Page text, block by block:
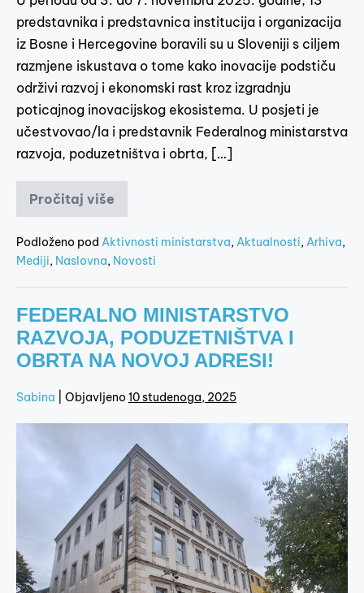
predstavnika i predstavnica institucija i organizacija
iz Bosne i Hercegovine boravili su u Sloveniji s ciljem
razmjene iskustava o tome kako inovacije podstiču
održivi razvoj i ekonomski rast kroz izgradnju
poticajnog inovacijskog ekosistema. U posjeti je
učestvovao/la i predstavnik Federalnog ministarstva
razvoja, poduzetništva i obrta, […]
Pročitaj više
Podloženo pod Aktivnosti ministarstva,Aktualnosti,Arhiva,
Mediji, Naslovna, Novosti
FEDERALNO MINISTARSTVO
RAZVOJA, PODUZETNIŠTVA I
OBRTA NA NOVOJ ADRESI!
Sabina Objavljeno 10 studenoga, 2025